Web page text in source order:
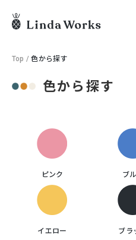
Top /色から探す
色から探す
ピンク ブ
イエロー ブラ